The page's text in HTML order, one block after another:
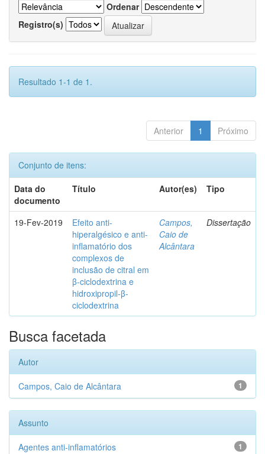
Ordenar
Registro(s)
Resultado 1-1 de 1.
Anterior 1 Próximo
Conjunto de itens:
Data do
documento
Título Autor(es) Tipo
19-Fev-2019
Efeito anti-
hiperalgésico e anti-
inflamatório dos
complexos de
inclusão de citral em
β-ciclodextrina e
hidroxipropil-β-
ciclodextrina
Campos,
Caio de
Alcântara
Dissertação
Busca facetada
Autor
1
Campos, Caio de Alcântara
Assunto
1
Agentes anti-inflamatórios